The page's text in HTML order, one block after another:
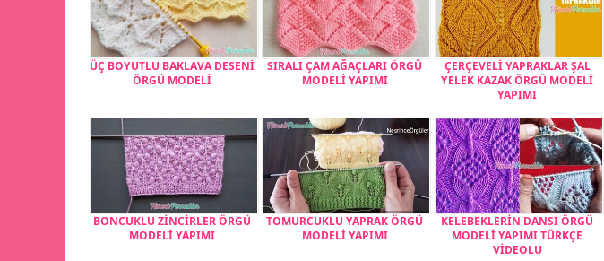
ÜÇ BOYUTLU BAKLAVA DESENİ
ÖRGÜ MODELİ
SIRALI ÇAM AĞAÇLARI ÖRGÜ
MODELİ YAPIMI
ÇERÇEVELİ YAPRAKLAR ŞAL
YELEK KAZAK ÖRGÜ MODELİ
YAPIMI
BONCUKLU ZİNCİRLER ÖRGÜ
MODELİ YAPIMI
TOMURCUKLU YAPRAK ÖRGÜ
MODELİ YAPIMI
KELEBEKLERİN DANSI ÖRGÜ
MODELİ YAPIMI TÜRKÇE
VİDEOLU